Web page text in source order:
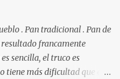
. Pan tradicional . Pan de
resultado francamente
sencilla, el truco es
tiene más dificultad que esa